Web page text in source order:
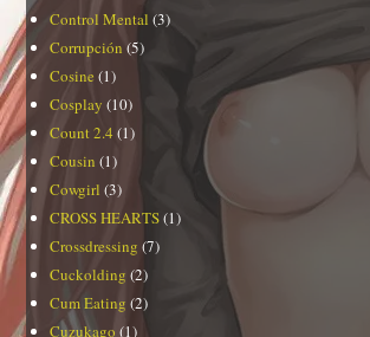
Control Mental (3)
Corrupción (5)
Cosine (1)
Cosplay (10)
Count 2.4 (1)
Cousin (1)
Cowgirl (3)
CROSS HEARTS(1)
Crossdressing (7)
Cuckolding (2)
Cum Eating (2)
Cuzukago (1)